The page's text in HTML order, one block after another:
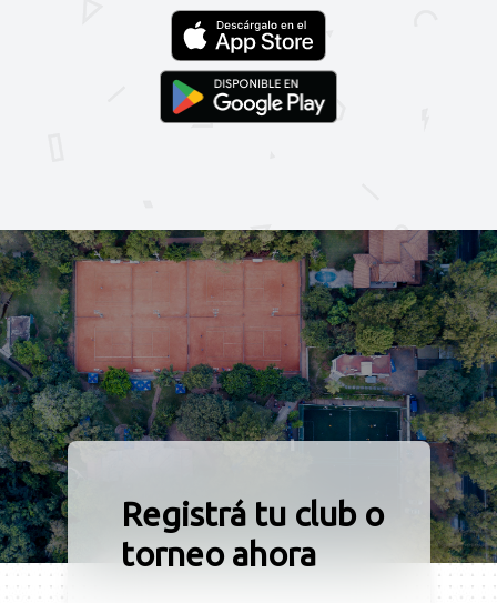
Registrá tu club o
torneo ahora